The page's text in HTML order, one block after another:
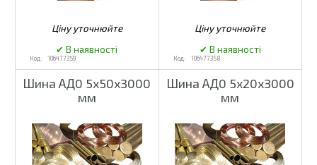
106477359 106477358
Шина АД0 5х50х3000
мм
Шина АД0 5х20х3000
мм